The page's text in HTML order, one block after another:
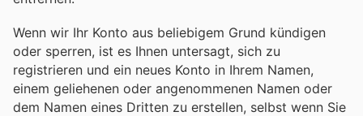
Wenn wir Ihr Konto aus beliebigem Grund kündigen
oder sperren, ist es Ihnen untersagt, sich zu
registrieren und ein neues Konto in Ihrem Namen,
einem geliehenen oder angenommenen Namen oder
dem Namen eines Dritten zu erstellen, selbst wenn Sie